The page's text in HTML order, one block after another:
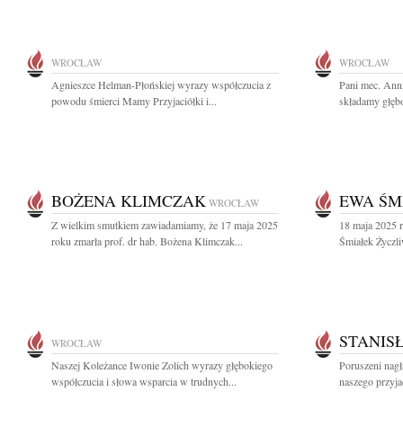
WROCŁAW
Agnieszce Helman-Płońskiej wyrazy współczucia z
powodu śmierci Mamy Przyjaciółki i...
WROCŁAW
Pani mec.
składamy
BOŻENA KLIMCZAK WROCŁAW
Z wielkim smutkiem zawiadamiamy, że 17 maja 2025
roku zmarła prof. dr hab. Bożena Klimczak...
EWA
18 maja 2025
Śmiałek
WROCŁAW
Naszej Koleżance Iwonie Zolich wyrazy głębokiego
współczucia i słowa wsparcia w trudnych...
Poruszeni
naszego